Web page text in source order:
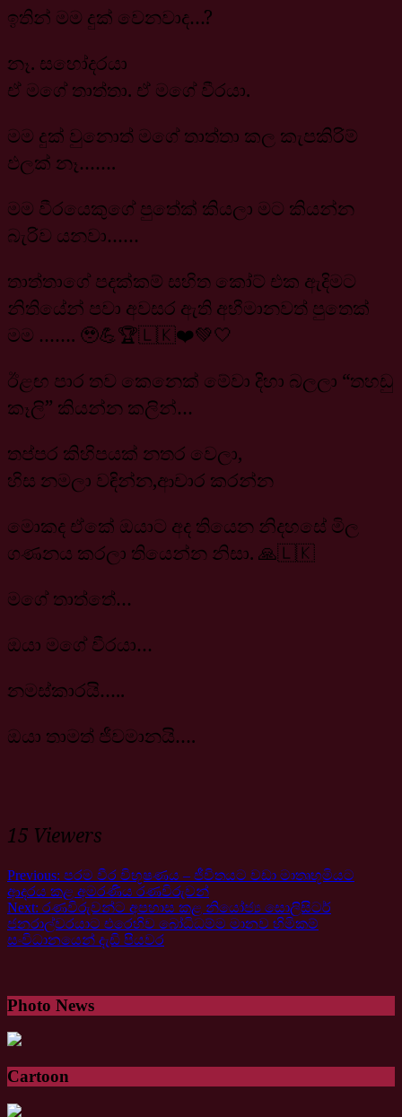
ඉතින් මම දුක් වෙනවාද…?
නෑ. සහෝදරයා
ඒ මගේ තාත්තා. ඒ මගේ වීරයා.
මම දුක් වුනොත් මගේ තාත්තා කල කැපකිරිම්
ඵලක් නෑ…….
මම වීරයෙකුගේ පුතේක් කියලා මට කියන්න
බැරිව යනවා……
තාත්තාගේ පදක්කම් සහිත කෝට් එක ඇදිමට
නිතියේන් පවා අවසර ඇති අභීමානවත් පුතෙක්
මම ……. 🥹💪🏆🇱🇰❤️💚🤍
ඊළඟ පාර තව කෙනෙක් මේවා දිහා බලලා “තහඩු
කෑලි” කියන්න කලින්…
තප්පර කිහිපයක් නතර වෙලා,
හිස නමලා වඳින්න,ආචාර කරන්න
මොකද ඒකේ ඔයාට අද තියෙන නිදහසේ මිල
ගණනය කරලා තියෙන්න නිසා. 🙏🇱🇰
මගේ තාත්තේ…
ඔයා මගේ වීරයා…
නමස්කාරයි…..
ඔයා තාමත් ජීවමානයි….
15 Viewers
Previous: පරම වීර විභූෂණය – ජීවිතයට වඩා මාතෘභූමියට
ආදරය කළ අමරණීය රණවිරුවන්
Next: රණවිරුවන්ට අපහාස කළ නියෝජ්‍ය සොලිසිටර්
ජනරාල්වරයාට එරෙහිව බෝධිධම්ම මානව හිමිකම්
සංවිධානයෙන් දැඩි පියවර
Photo News
Cartoon